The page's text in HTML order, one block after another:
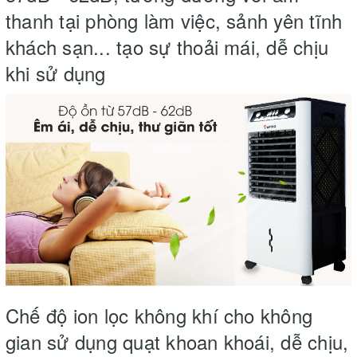
thanh tại phòng làm việc, sảnh yên tĩnh
khách sạn... tạo sự thoải mái, dễ chịu
khi sử dụng
Chế độ ion lọc không khí cho không
gian sử dụng quạt khoan khoái, dễ chịu,